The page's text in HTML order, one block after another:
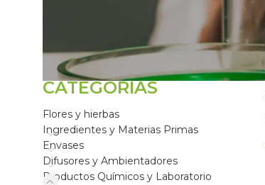
FILTRAR POR
CATEGORÍAS
Flores y hierbas
Ingredientes y Materias Primas
Envases
Difusores y Ambientadores
Productos Químicos y Laboratorio